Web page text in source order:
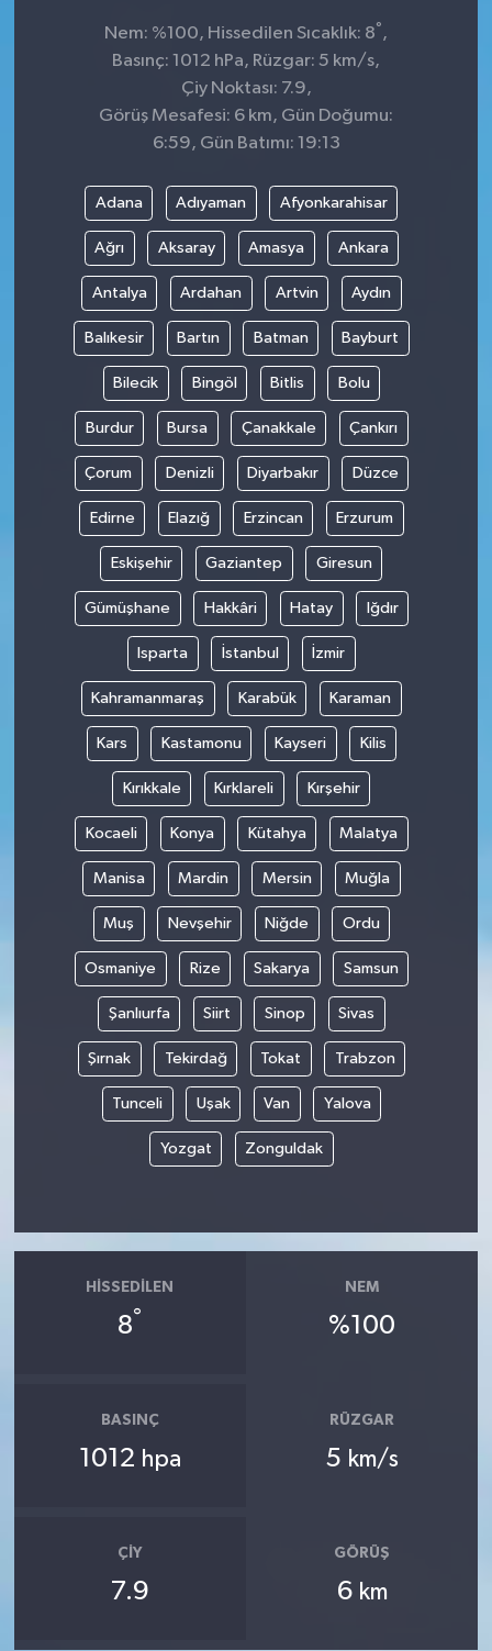
Nem: %100, Hissedilen Sıcaklık: 8° ,
Basınç: 1012 hPa, Rüzgar: 5 km/s,
Çiy Noktası: 7.9,
Görüş Mesafesi: 6 km, Gün Doğumu:
6:59, Gün Batımı: 19:13
Adana Adıyaman Afyonkarahisar
Ağrı Aksaray Amasya Ankara
Antalya Ardahan Artvin Aydın
Balıkesir Bartın Batman Bayburt
Bilecik Bingöl Bitlis Bolu
Burdur Bursa Çanakkale Çankırı
Çorum Denizli Diyarbakır Düzce
Edirne Elazığ Erzincan Erzurum
Eskişehir Gaziantep Giresun
Gümüşhane Hakkâri Hatay Iğdır
Isparta İstanbul İzmir
Kahramanmaraş Karabük Karaman
Kars Kastamonu Kayseri Kilis
Kırıkkale Kırklareli Kırşehir
Kocaeli Konya Kütahya Malatya
Manisa Mardin Mersin Muğla
Muş Nevşehir Niğde Ordu
Osmaniye Rize Sakarya Samsun
Şanlıurfa Siirt Sinop Sivas
Şırnak Tekirdağ Tokat Trabzon
Tunceli Uşak Van Yalova
Yozgat Zonguldak
HISSEDILEN
8°
NEM
%100
BASINÇ
1012 hpa
RÜZGAR
5 km/s
ÇIY
7.9
GÖRÜŞ
6 km